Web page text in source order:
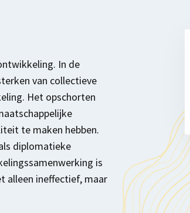
In de
van collectieve
Het opschorten
te maken hebben.
diplomatieke
is
alleen ineffectief, maar